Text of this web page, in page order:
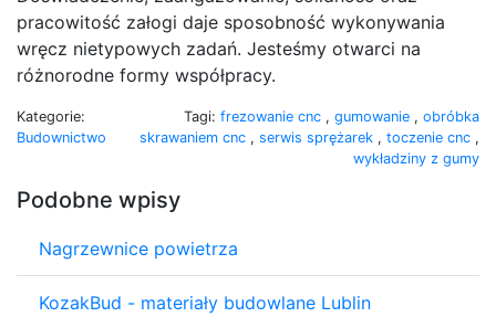
pracowitość załogi daje sposobność wykonywania
wręcz nietypowych zadań. Jesteśmy otwarci na
różnorodne formy współpracy.
Kategorie:
Budownictwo
Tagi: frezowanie cnc , gumowanie , obróbka
skrawaniem cnc , serwis sprężarek , toczenie cnc ,
wykładziny z gumy
Podobne wpisy
Nagrzewnice powietrza
KozakBud - materiały budowlane Lublin